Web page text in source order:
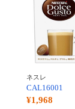
ネスレ
CAL16001
¥1,968